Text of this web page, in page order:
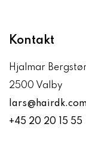
Kontakt
Hjalmar
2500 Valby
+45 20 20 15 55